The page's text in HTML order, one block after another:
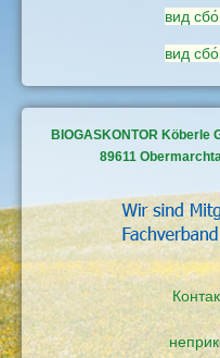
вид
вид
BIOGASKONTOR
89611